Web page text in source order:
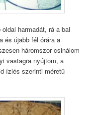
harmadát, rá a bal
és újabb fél órára a
háromszor csinálom
vastagra nyújtom, a
ízlés szerinti méretű